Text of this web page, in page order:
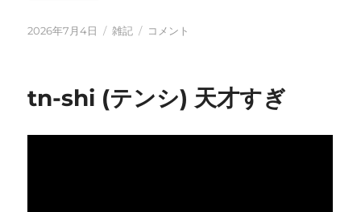
投
2026年7月4日
カ
ー
雑記
い
と
コメント
tn-shi (テンシ) 天才すぎ